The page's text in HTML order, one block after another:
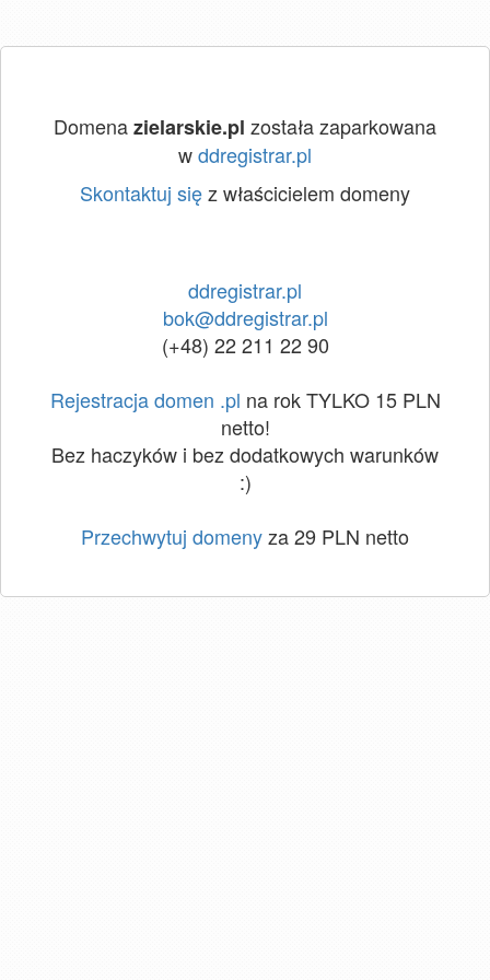
Domenazielarskie.pl została zaparkowana
wddregistrar.pl
Skontaktuj sięz właścicielem domeny
ddregistrar.pl
bok@ddregistrar.pl
(+48) 22 211 22 90
Rejestracja domen .pl na rok TYLKO 15 PLN
netto!
Bez haczyków i bez dodatkowych warunków
:)
Przechwytuj domenyza 29 PLN netto